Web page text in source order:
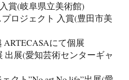
賞(岐阜県立美術館)
ロジェクト 入賞(豊田市美
ARTECASAにて個展
出展(愛知芸術センターギャ